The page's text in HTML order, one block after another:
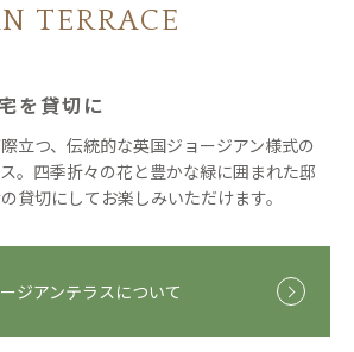
TERRACE
を貸切に
立つ、伝統的な英国ジョージアン様式の
。四季折々の花と豊かな緑に囲まれた邸
貸切にしてお楽しみいただけます。
ジアンテラスについて